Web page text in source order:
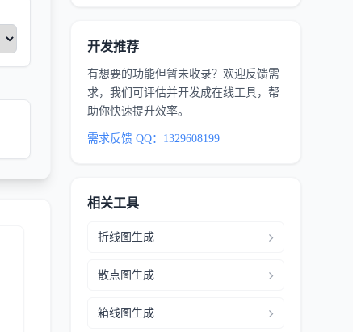
开发推荐
有想要的功能但暂未收录？欢迎反馈需
求，我们可评估并开发成在线工具，帮
助你快速提升效率。
需求反馈 QQ：1329608199
相关工具
折线图生成
散点图生成
箱线图生成